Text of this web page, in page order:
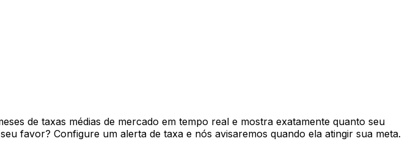
de taxas médias de mercado em tempo real e mostra exatamente quanto seu
favor? Configure um alerta de taxa e nós avisaremos quando ela atingir sua meta.